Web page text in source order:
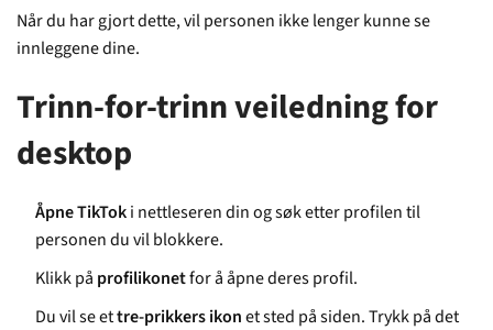
Når du har gjort dette, vil personen ikke lenger kunne se
innleggene dine.
Trinn-for-trinn veiledning for
desktop
Åpne TikToki nettleseren din og søk etter profilen til
personen du vil blokkere.
Klikk på profilikonetfor å åpne deres profil.
Du vil se ettre-prikkers ikonet sted på siden. Trykk på det